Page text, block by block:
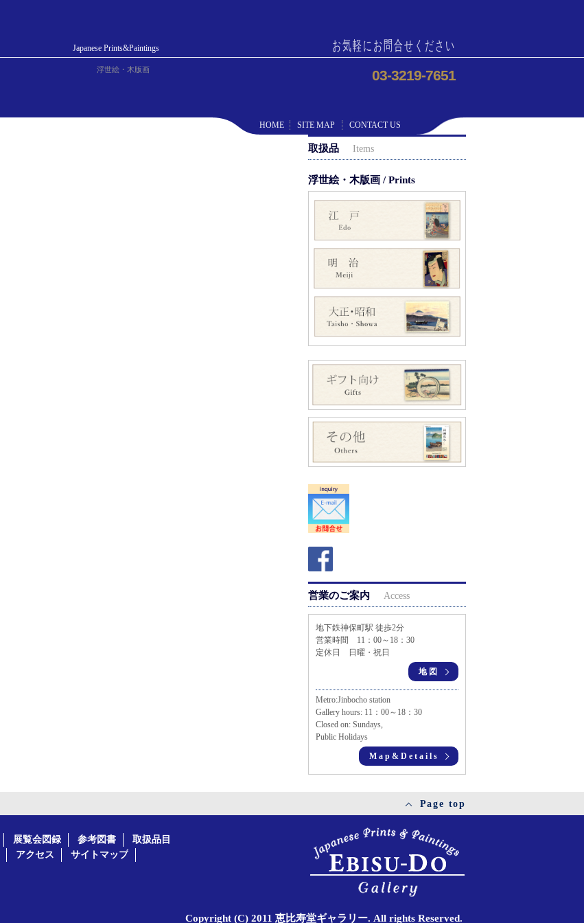
Japanese Prints&Paintings お気軽にお問合せください
浮世絵・木版画 03-3219-7651
HOME SITE MAP CONTACT US
取扱品 Items
浮世絵・木版画 / Prints
営業のご案内 Access
地下鉄神保町駅 徒歩2分
営業時間 11：00～18：30
定休日 日曜・祝日
地図
Metro:Jinbocho station
Gallery hours: 11：00～18：30
Closed on: Sundays,
Public Holidays
Map&Details
Page top
展覧会図録 参考図書
取扱品目
アクセス
サイトマップ
Copyright (C) 2011 恵比寿堂ギャラリー. All rights Reserved.